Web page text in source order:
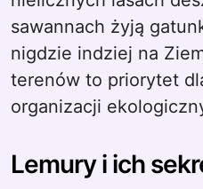
sawannach żyją
nigdzie indziej na
terenów to priorytet
organizacji
Lemury i ich